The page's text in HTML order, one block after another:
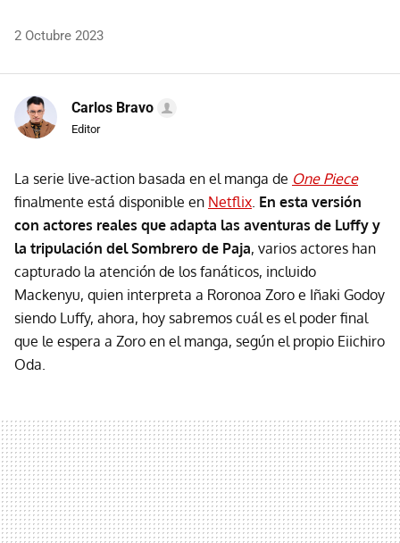
2 Octubre 2023
Carlos Bravo
Editor
La serie live-action basada en el manga de One Piece
finalmente está disponible en Netflix. En esta versión
con actores reales que adapta las aventuras de Luffy y
la tripulación del Sombrero de Paja, varios actores han
capturado la atención de los fanáticos, incluido
Mackenyu, quien interpreta a Roronoa Zoro e Iñaki Godoy
siendo Luffy, ahora, hoy sabremos cuál es el poder final
que le espera a Zoro en el manga, según el propio Eiichiro
Oda.